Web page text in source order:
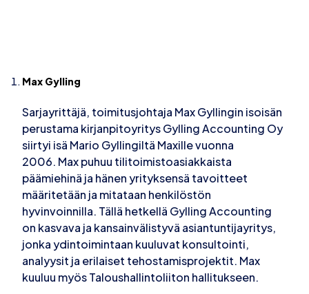
Max Gylling
Sarjayrittäjä, toimitusjohtaja Max Gyllingin isoisän
perustama kirjanpitoyritys Gylling Accounting Oy
siirtyi isä Mario Gyllingiltä Maxille vuonna
2006. Max puhuu tilitoimistoasiakkaista
päämiehinä ja hänen yrityksensä tavoitteet
määritetään ja mitataan henkilöstön
hyvinvoinnilla. Tällä hetkellä Gylling Accounting
on kasvava ja kansainvälistyvä asiantuntijayritys,
jonka ydintoimintaan kuuluvat konsultointi,
analyysit ja erilaiset tehostamisprojektit. Max
kuuluu myös Taloushallintoliiton hallitukseen.